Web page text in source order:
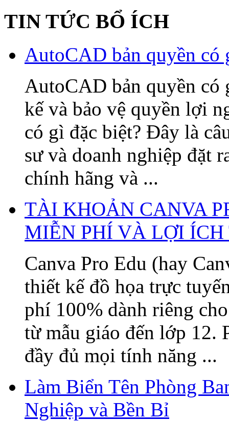
TIN TỨC BỔ ÍCH
AutoCAD bản quyền có
AutoCAD bản quyền có
kế và bảo vệ quyền lợi
có gì đặc biệt? Đây là
sư và doanh nghiệp đặt
chính hãng và ...
TÀI KHOẢN CANVA
MIỄN PHÍ VÀ LỢI
Canva Pro Edu (hay
thiết kế đồ họa trực
phí 100% dành riêng
từ mẫu giáo đến lớp 12.
đầy đủ mọi tính năng ...
Làm Biển Tên Phòng
Nghiệp và Bền Bỉ